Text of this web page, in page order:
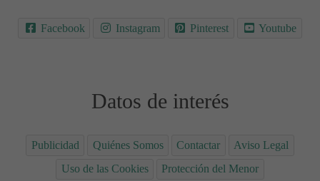
Facebook Instagram Pinterest Youtube
Datos de interés
Publicidad Quiénes Somos Contactar
Aviso Legal
Uso de las Cookies
Protección del Menor